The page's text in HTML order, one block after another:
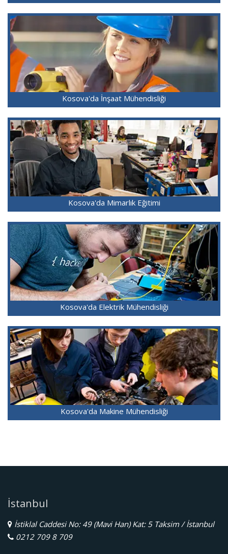
Kosova'da İnşaat Mühendisliği
Kosova'da Mimarlık Eğitimi
Kosova'da Elektrik Mühendisliği
Kosova'da Makine Mühendisliği
İstanbul
İstiklal Caddesi No: 49 (Mavi Han) Kat: 5 Taksim / İstanbul
0212 709 8 709